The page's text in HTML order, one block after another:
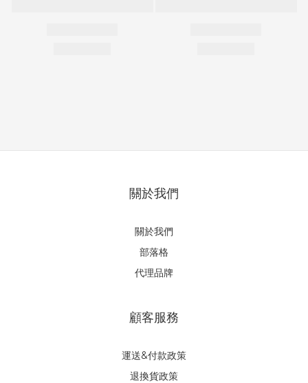
關於我們
關於我們
部落格
代理品牌
顧客服務
運送&付款政策
退換貨政策